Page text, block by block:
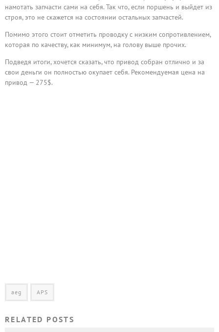
намотать запчасти сами на себя. Так что, если поршень и выйдет из
строя, это не скажется на состоянии остальных запчастей.
Помимо этого стоит отметить проводку с низким сопротивлением,
которая по качеству, как минимум, на голову выше прочих.
Подведя итоги, хочется сказать, что привод собран отлично и за
свои деньги он полностью окупает себя. Рекомендуемая цена на
привод — 275$.
aeg APS
RELATED POSTS